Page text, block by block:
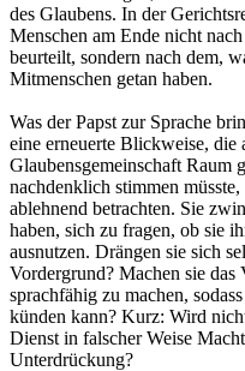
des Glaubens. In der
Menschen am Ende nicht
beurteilt, sondern nach dem,
Mitmenschen getan haben.
Was der Papst zur Sprache
eine erneuerte Blickweise, die
Glaubensgemeinschaft Raum
nachdenklich stimmen
ablehnend betrachten. Sie
haben, sich zu fragen, ob sie
ausnutzen. Drängen sie sich
Vordergrund? Machen sie
sprachfähig zu machen,
künden kann? Kurz: Wird
Dienst in falscher Weise
Unterdrückung?